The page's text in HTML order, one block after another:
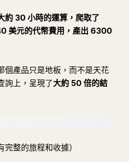
約 30 小時的運算，爬取了
美元的代幣費用，產出 6300
個產品只是地板，而不是天花
詢上，呈現了大約 50 倍的結
完整的旅程和收據）